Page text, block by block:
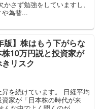
さず勉強をしていますし、
や為替...
版】株はもう下がらな
10万円説と投資家が
リスク
を続けています。 日経平均
家が「日本株の時代が来